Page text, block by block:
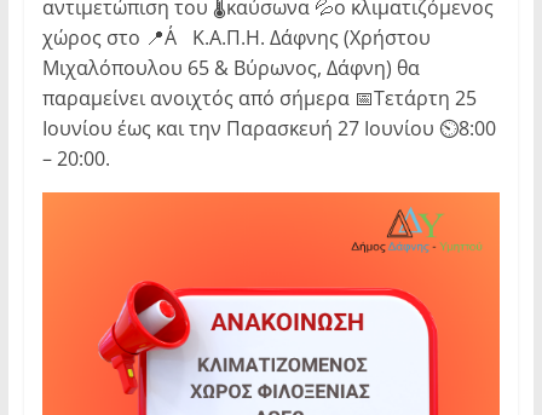
αντιμετώπιση του 🌡️καύσωνα 💦ο κλιματιζόμενος
χώρος στο 📍Α΄ Κ.Α.Π.Η. Δάφνης (Χρήστου
Μιχαλόπουλου 65 & Βύρωνος, Δάφνη) θα
παραμείνει ανοιχτός από σήμερα 📅Τετάρτη 25
Ιουνίου έως και την Παρασκευή 27 Ιουνίου ⏲️8:00
– 20:00.